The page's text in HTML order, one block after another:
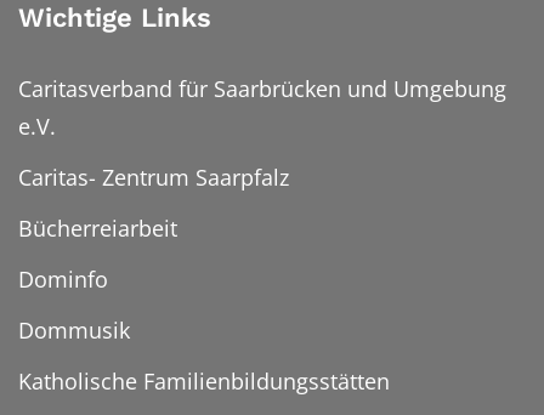
Wichtige Links
Caritasverband für Saarbrücken und Umgebung
e.V.
Caritas- Zentrum Saarpfalz
Bücherreiarbeit
Dominfo
Dommusik
Katholische Familienbildungsstätten